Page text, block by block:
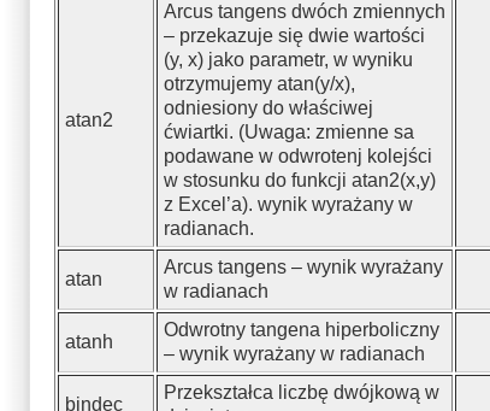
atan2
Arcus tangens dwóch zmiennych
– przekazuje się dwie wartości
(y, x) jako parametr, w wyniku
otrzymujemy atan(y/x),
odniesiony do właściwej
ćwiartki. (Uwaga: zmienne sa
podawane w odwrotenj kolejści
w stosunku do funkcji atan2(x,y)
z Excel’a). wynik wyrażany w
radianach.
atan
Arcus tangens – wynik wyrażany
w radianach
atanh
Odwrotny tangena hiperboliczny
– wynik wyrażany w radianach
bindec
Przekształca liczbę dwójkową w